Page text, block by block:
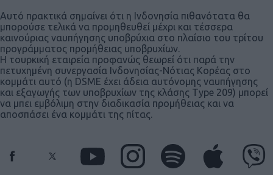
Αυτό πρακτικά σημαίνει ότι η Ινδονησία πιθανότατα θα
μπορούσε τελικά να προμηθευθεί μέχρι και τέσσερα
καινούριας ναυπήγησης υποβρύχια στο πλαίσιο του τρίτου
προγράμματος προμήθειας υποβρυχίων.
Η τουρκική εταιρεία προφανώς θεωρεί ότι παρά την
πετυχημένη συνεργασία Ινδονησίας-Νότιας Κορέας στο
κομμάτι αυτό (η DSME έχει άδεια αυτόνομης ναυπήγησης
και εξαγωγής των υποβρυχίων της κλάσης Type 209) μπορεί
να μπει εμβόλιμη στην διαδικασία προμήθειας και να
αποσπάσει ένα κομμάτι της πίτας.